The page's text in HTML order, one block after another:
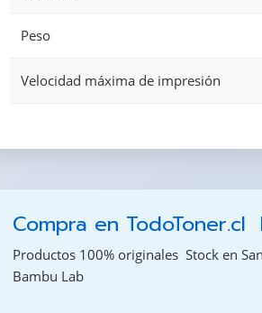
Peso
Velocidad máxima de impresión
Compra en TodoToner.cl
Productos 100% originales  Stock en
Bambu Lab